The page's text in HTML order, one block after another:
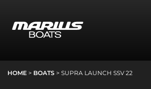
HOME > BOATS > SUPRA LAUNCH SSV 22